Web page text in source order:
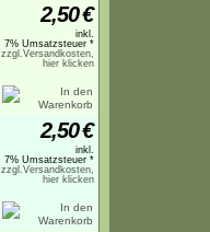
2,50€
inkl.
7% Umsatzsteuer *
zzgl.Versandkosten,
hier klicken
2,50€
inkl.
7% Umsatzsteuer *
zzgl.Versandkosten,
hier klicken